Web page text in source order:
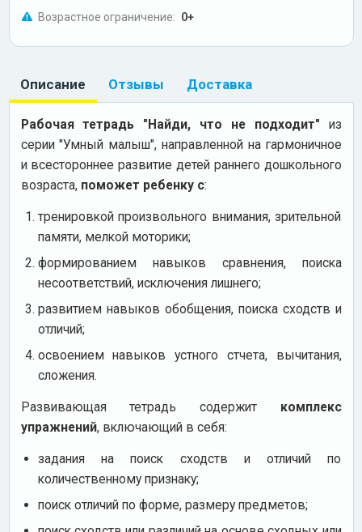
Возрастное ограничение: 0+
Описание Отзывы Доставка
Рабочая тетрадь "Найди, что не подходит" из
серии "Умный малыш", направленной на гармоничное
и всестороннее развитие детей раннего дошкольного
возраста, поможет ребенку с:
тренировкой произвольного внимания, зрительной
памяти, мелкой моторики;
формированием навыков сравнения, поиска
несоответствий, исключения лишнего;
развитием навыков обобщения, поиска сходств и
отличий;
освоением навыков устного стчета, вычитания,
сложения.
Развивающая тетрадь содержит комплекс
упражнений, включающий в себя:
задания на поиск сходств и отличий по
количественному признаку;
поиск отличий по форме, размеру предметов;